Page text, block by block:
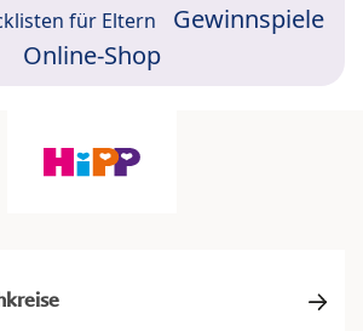
für Eltern
Gewinnspiele
Online-Shop